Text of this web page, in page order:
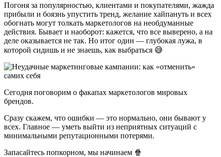
Погоня за популярностью, клиентами и покупателями, жажда
прибыли и боязнь упустить тренд, желание хайпануть и всех
обогнать могут толкать маркетологов на необдуманные
действия. Бывает и наоборот: кажется, что все выверено, а на
деле оказывается не так. Но итог один — глубокая лужа, в
которой сидишь и не знаешь, как выбраться 😅
Сегодня поговорим о факапах маркетологов мировых
брендов.
Сразу скажем, что ошибки — это нормально, они бывают у
всех. Главное — уметь выйти из неприятных ситуаций с
минимальными репутационными потерями.
Запасайтесь попкорном, мы начинаем 🍿